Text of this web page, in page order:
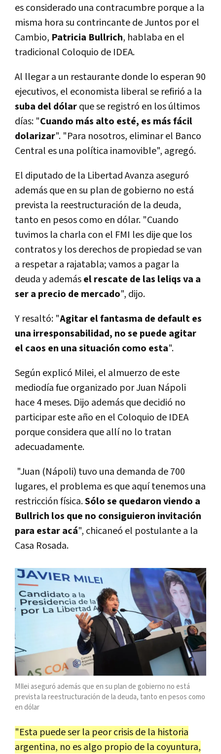
es considerado una contracumbre porque a la
misma hora su contrincante de Juntos por el
Cambio, Patricia Bullrich, hablaba en el
tradicional Coloquio de IDEA.
Al llegar a un restaurante donde lo esperan 90
ejecutivos, el economista liberal se refirió a la
suba del dólarque se registró en los últimos
días: "Cuando más alto esté, es más fácil
dolarizar". "Para nosotros, eliminar el Banco
Central es una política inamovible", agregó.
El diputado de la Libertad Avanza aseguró
además que en su plan de gobierno no está
prevista la reestructuración de la deuda,
tanto en pesos como en dólar. "Cuando
tuvimos la charla con el FMI les dije que los
contratos y los derechos de propiedad se van
a respetar a rajatabla; vamos a pagar la
deuda y ademásel rescate de las leliqs va a
ser a precio de mercado", dijo.
Y resaltó: "Agitar el fantasma de default es
una irresponsabilidad, no se puede agitar
el caos en una situación como esta".
Según explicó Milei, el almuerzo de este
mediodía fue organizado por Juan Nápoli
hace 4 meses. Dijo además que decidió no
participar este año en el Coloquio de IDEA
porque considera que allí no lo tratan
adecuadamente.
"Juan (Nápoli) tuvo una demanda de 700
lugares, el problema es que aquí tenemos una
restricción física.Sólo se quedaron viendo a
Bullrich los que no consiguieron invitación
para estar acá", chicaneó el postulante a la
Casa Rosada.
MIlei aseguró además que en su plan de gobierno no está
prevista la reestructuración de la deuda, tanto en pesos como
en dólar
"Esta puede ser la peor crisis de la historia
argentina, no es algo propio de la coyuntura,